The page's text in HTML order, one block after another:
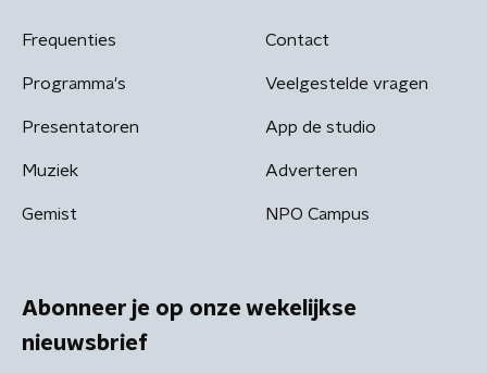
Frequenties
Programma's
Presentatoren
Muziek
Gemist
Contact
Veelgestelde vragen
App de studio
Adverteren
NPO Campus
Abonneer je op onze wekelijkse
nieuwsbrief